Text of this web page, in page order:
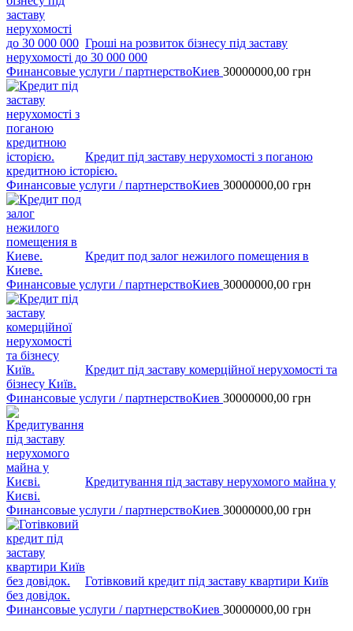
Гроші на розвиток бізнесу під заставу
нерухомості до 30 000 000
Финансовые услуги / партнерствоКиев 30000000,00 грн
Кредит під заставу нерухомості з поганою
кредитною історією.
Финансовые услуги / партнерствоКиев 30000000,00 грн
Кредит под залог нежилого помещения в
Киеве.
Финансовые услуги / партнерствоКиев 30000000,00 грн
Кредит під заставу комерційної нерухомості та
бізнесу Київ.
Финансовые услуги / партнерствоКиев 30000000,00 грн
Кредитування під заставу нерухомого майна у
Києві.
Финансовые услуги / партнерствоКиев 30000000,00 грн
Готівковий кредит під заставу квартири Київ
без довідок.
Финансовые услуги / партнерствоКиев 30000000,00 грн